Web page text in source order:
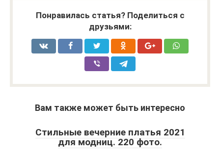
Понравилась статья? Поделиться с
друзьями:
Вам также может быть интересно
Стильные вечерние платья 2021
для модниц. 220 фото.